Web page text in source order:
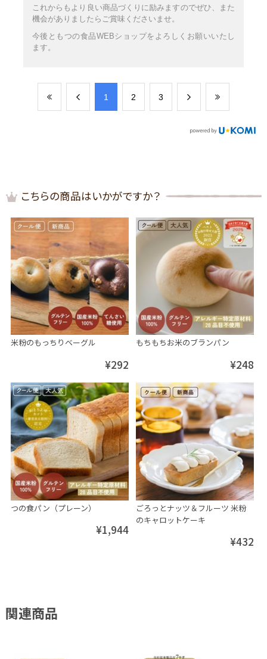
これからもより良い商品づくりに励みますのでぜひ、また
機会がありましたらご賞味くださいませ。
今後ともつの食品WEBショップをよろしくお願いいたし
ます。
​1 ​2 ​3
こちらの商品はいかがですか？
米粉のもっちりベーグル
¥292
もちもちお米のブランパン
¥248
つの食パン（プレーン）
¥1,944
ごろっとナッツ＆フルーツ 米粉
のキャロットケーキ
¥432
関連商品